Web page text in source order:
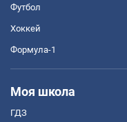
Футбол
Хоккей
Формула-1
Моя школа
ГДЗ